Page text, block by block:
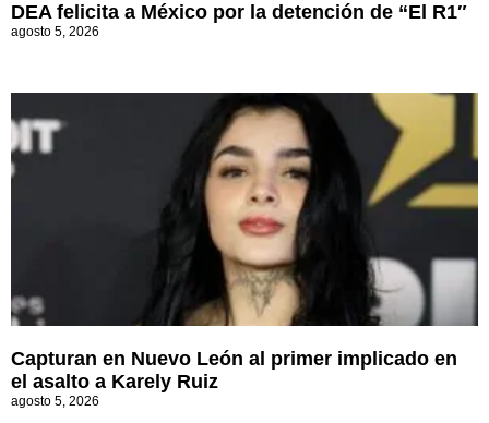
DEA felicita a México por la detención de “El R1″
agosto 5, 2026
Capturan en Nuevo León al primer implicado en
el asalto a Karely Ruiz
agosto 5, 2026